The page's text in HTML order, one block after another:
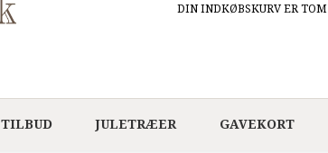
DIN INDKØBSKURV ER TOM
TILBUD JULETRÆER GAVEKORT